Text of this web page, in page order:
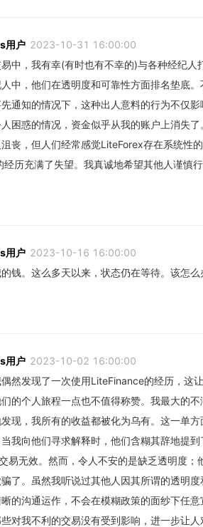
用户 2023-10-31 16:00:00
中，我有幸(有时也有不幸的)与各种经纪
中，他们在透明度和可靠性方面排名垫底
通知的情况下，这种出人意料的行为不仅
困惑的情况，资金似乎从我的账户上消失
丧，但人们经常感觉LiteForex存在系统性
历充满了失望。我真诚地希望其他人谨慎
用户 2023-10-16 16:00:00
钱。这么多天以来，状态仍在等待。该怎么
用户 2023-10-02 16:00:00
然发现了一次使用LiteFinance的经历，这
们的个人旅程一点也不值得称赞。我最大的
现，我所有的收益都被化为乌有。这一单
我向他们寻求解释时，他们含糊其辞地提
易无效。然而，令人不安的是缺乏透明度
了。虽然我听说过其他人因其所谓的透明
的沟通运作，不会在模糊政策的面纱下任
对我不利的交易没有受到影响，进一步让